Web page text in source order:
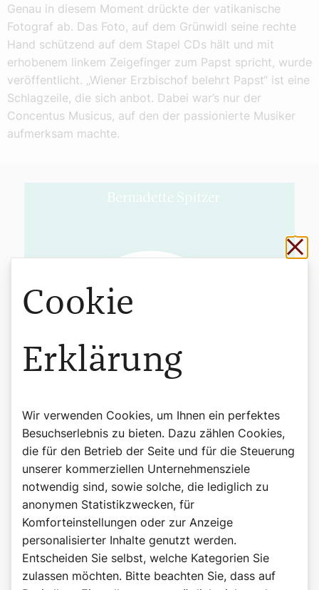
Genau in diesem Moment drückte der vatikanische
Fotograf ab. Das Foto, auf dem Grünwidl seine rechte
Hand schützend auf dem Stapel CDs hält und mit
erhobenem linkem Zeigefinger zum Papst spricht, wurde
veröffentlicht. „Wiener Erzbischof belehrt Papst“ ist eine
Schlagzeile, die sich anbot. Dabei war’s nur der
Concentus Musicus, auf den der passionierte Musiker
aufmerksam machte.
Cookie
Erklärung
Wir verwenden Cookies, um Ihnen ein perfektes
Besuchserlebnis zu bieten. Dazu zählen Cookies,
die für den Betrieb der Seite und für die Steuerung
unserer kommerziellen Unternehmensziele
notwendig sind, sowie solche, die lediglich zu
anonymen Statistikzwecken, für
Komforteinstellungen oder zur Anzeige
personalisierter Inhalte genutzt werden.
Entscheiden Sie selbst, welche Kategorien Sie
zulassen möchten. Bitte beachten Sie, dass auf